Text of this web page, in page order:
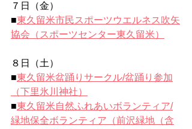
７日（金）
■東久留米市民スポーツウエルネス吹矢
協会（スポーツセンター東久留米）
８日（土）
■東久留米盆踊りサークル/盆踊り参加
（下里氷川神社）
■東久留米自然ふれあいボランティア/
緑地保全ボランティア（前沢緑地（含